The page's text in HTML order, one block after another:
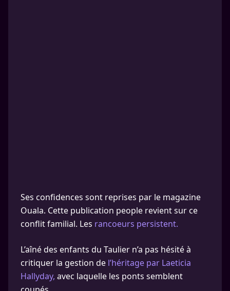
Ses confidences sont reprises par le magazine
Ouala. Cette publication people revient sur ce
conflit familial. Les rancoeurs persistent.
L’aîné des enfants du Taulier n’a pas hésité à
critiquer la gestion de l’héritage par Laeticia
Hallyday, avec laquelle les ponts semblent